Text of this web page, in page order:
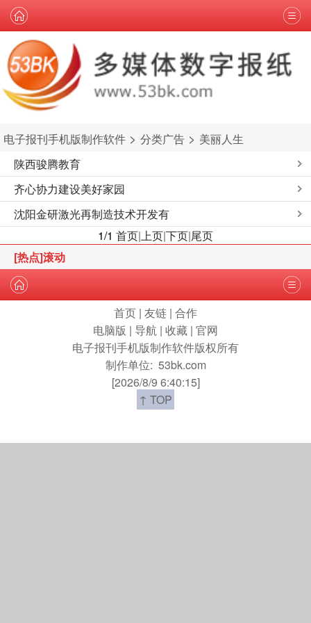
电子报刊手机版制作软件 > 分类广告 > 美丽人生
陕西骏腾教育
齐心协力建设美好家园
沈阳金研激光再制造技术开发有
1/1 首页|上页|下页|尾页
[热点]滚动
首页 | 友链 | 合作
电脑版 | 导航 | 收藏 | 官网
电子报刊手机版制作软件版权所有
制作单位: 53bk.com
[2026/8/9 6:40:15]
↑ TOP